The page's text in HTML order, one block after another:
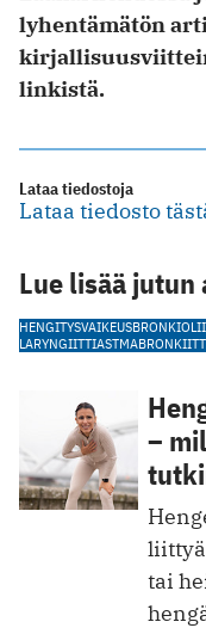
lyhentämätön
linkistä.
Lataa tiedostoja
Lataa tiedosto
Lue lisää jutun
HENGITYSVAIKEUS
LARYNGIITTIASTMA
–
tai